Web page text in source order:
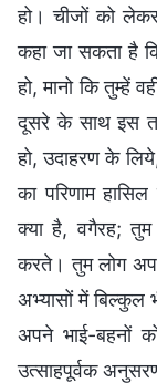
हो। चीजों को
कहा जा सकता है
हो, मानो कि तुम्हें
दूसरे के साथ इस
हो, उदाहरण के
का परिणाम हासिल
क्या है, वगैरह; तुम
करते। तुम लोग
अभ्यासों में बिल्कुल
अपने भाई-बहनों
उत्साहपूर्वक